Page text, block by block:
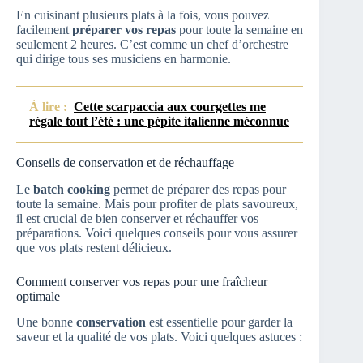
En cuisinant plusieurs plats à la fois, vous pouvez
facilement préparer vos repas pour toute la semaine en
seulement 2 heures. C’est comme un chef d’orchestre
qui dirige tous ses musiciens en harmonie.
À lire : Cette scarpaccia aux courgettes me
régale tout l’été : une pépite italienne méconnue
Conseils de conservation et de réchauffage
Le batch cooking permet de préparer des repas pour
toute la semaine. Mais pour profiter de plats savoureux,
il est crucial de bien conserver et réchauffer vos
préparations. Voici quelques conseils pour vous assurer
que vos plats restent délicieux.
Comment conserver vos repas pour une fraîcheur
optimale
Une bonne conservation est essentielle pour garder la
saveur et la qualité de vos plats. Voici quelques astuces :